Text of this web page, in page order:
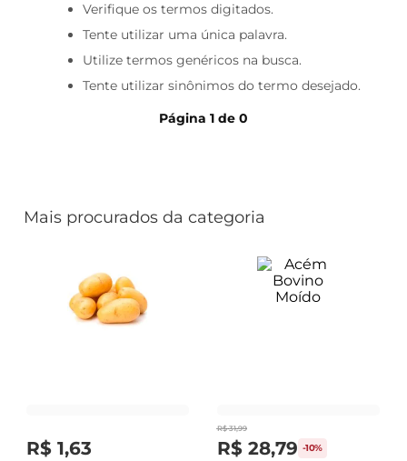
Verifique os termos digitados.
Tente utilizar uma única palavra.
Utilize termos genéricos na busca.
Tente utilizar sinônimos do termo desejado.
Página 1de 0
Mais procurados da categoria
R$ 1,63
R$ 31,99
R$ 28,79 -10%